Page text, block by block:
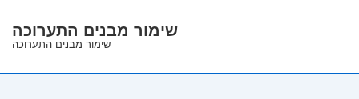
Skip
Main
שימור מבנים התערוכה
שימור מבנים התערוכה